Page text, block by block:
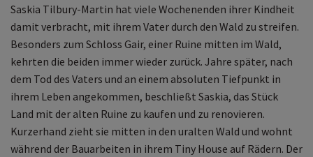
Saskia Tilbury-Martin hat viele Wochenenden ihrer Kindheit
damit verbracht, mit ihrem Vater durch den Wald zu streifen.
Besonders zum Schloss Gair, einer Ruine mitten im Wald,
kehrten die beiden immer wieder zurück. Jahre später, nach
dem Tod des Vaters und an einem absoluten Tiefpunkt in
ihrem Leben angekommen, beschließt Saskia, das Stück
Land mit der alten Ruine zu kaufen und zu renovieren.
Kurzerhand zieht sie mitten in den uralten Wald und wohnt
während der Bauarbeiten in ihrem Tiny House auf Rädern. Der